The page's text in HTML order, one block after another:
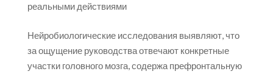
реальными действиями
Нейробиологические исследования выявляют, что
за ощущение руководства отвечают конкретные
участки головного мозга, содержа префронтальную